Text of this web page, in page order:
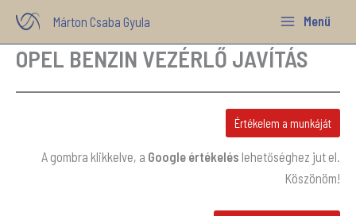
content
Márton Csaba Gyula Menü
OPEL BENZIN VEZÉRLŐ JAVÍTÁS
Értékelem a munkáját
A gombra klikkelve, a Google értékelés lehetőséghez jut el.
Köszönöm!